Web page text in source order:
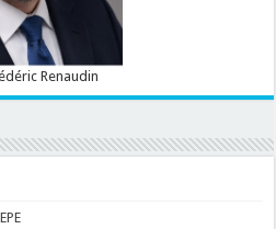
Renaudin